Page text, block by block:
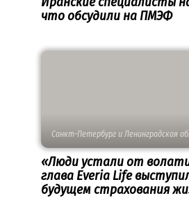
что обсудили на ПМЭФ
Санкт-Петербург и Ленинградская
«Люди устали от
глава Everia Life
будущем страхования